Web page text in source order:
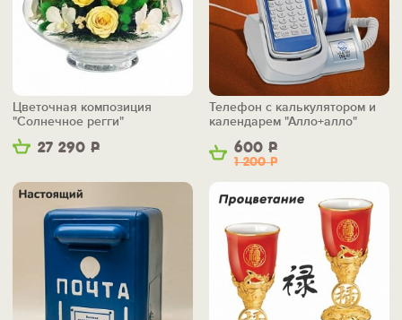
27 290 Р
Цветочная композиция
"Солнечное регги"
600 Р
1 200Р
Телефон с калькулятором и
календарем "Алло+алло"